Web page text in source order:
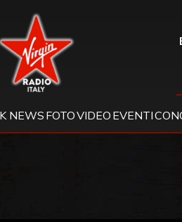
Virgin Radio
NEWS FOTOVIDEO EVENTI